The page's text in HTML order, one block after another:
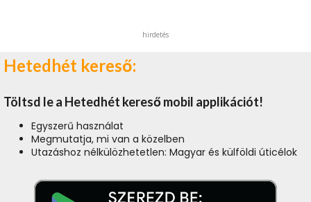
hirdetés
Hetedhét kereső:
Töltsd le a Hetedhét kereső mobil applikációt!
Egyszerű használat
Megmutatja, mi van a közelben
Utazáshoz nélkülözhetetlen: Magyar és külföldi úticélok